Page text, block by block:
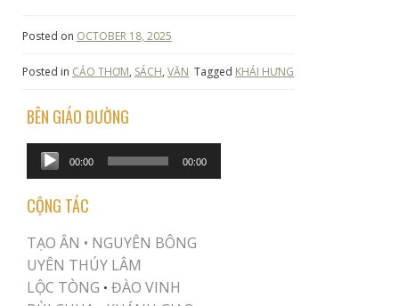
Posted on OCTOBER 18, 2025
Posted in CẢO THƠM, SÁCH, VĂN Tagged KHÁI HƯNG
BÊN GIÁO ĐƯỜNG
Audio
Player
00:00 00:00
CỘNG TÁC
TẠO ÂN • NGUYÊN BÔNG
UYÊN THÚY LÂM
LỘC TÒNG • ĐÀO VINH